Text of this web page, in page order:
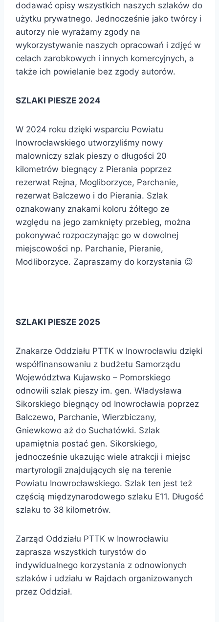
dodawać opisy wszystkich naszych szlaków do
użytku prywatnego. Jednocześnie jako twórcy i
autorzy nie wyrażamy zgody na
wykorzystywanie naszych opracowań i zdjęć w
celach zarobkowych i innych komercyjnych, a
także ich powielanie bez zgody autorów.
SZLAKI PIESZE 2024
W 2024 roku dzięki wsparciu Powiatu
Inowrocławskiego utworzyliśmy nowy
malowniczy szlak pieszy o długości 20
kilometrów biegnący z Pierania poprzez
rezerwat Rejna, Mogliborzyce, Parchanie,
rezerwat Balczewo i do Pierania. Szlak
oznakowany znakami koloru żółtego ze
względu na jego zamknięty przebieg, można
pokonywać rozpoczynając go w dowolnej
miejscowości np. Parchanie, Pieranie,
Modliborzyce. Zapraszamy do korzystania 😉
SZLAKI PIESZE 2025
Znakarze Oddziału PTTK w Inowrocławiu dzięki
współfinansowaniu z budżetu Samorządu
Województwa Kujawsko – Pomorskiego
odnowili szlak pieszy im. gen. Władysława
Sikorskiego biegnący od Inowrocławia poprzez
Balczewo, Parchanie, Wierzbiczany,
Gniewkowo aż do Suchatówki. Szlak
upamiętnia postać gen. Sikorskiego,
jednocześnie ukazując wiele atrakcji i miejsc
martyrologii znajdujących się na terenie
Powiatu Inowrocławskiego. Szlak ten jest też
częścią międzynarodowego szlaku E11. Długość
szlaku to 38 kilometrów.
Zarząd Oddziału PTTK w Inowrocławiu
zaprasza wszystkich turystów do
indywidualnego korzystania z odnowionych
szlaków i udziału w Rajdach organizowanych
przez Oddział.